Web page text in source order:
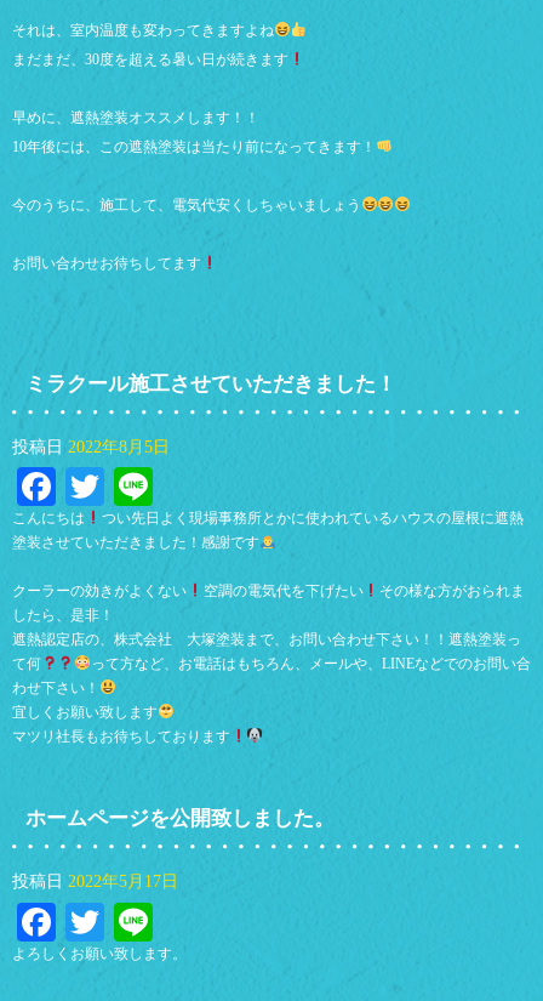
それは、室内温度も変わってきますよね
まだまだ、30度を超える暑い日が続きます
早めに、遮熱塗装オススメします！！
10年後には、この遮熱塗装は当たり前になってきます！
今のうちに、施工して、電気代安くしちゃいましょう
お問い合わせお待ちしてます
ミラクール施工させていただきました！
投稿日 2022年8月5日
Facebook
Twitter
こんにちは
つい先日よく現場事務所とかに使われているハウスの屋根に遮熱
塗装させていただきました！感謝です
クーラーの効きがよくない 空調の電気代を下げたい
その様な方がおられま
したら、是非！
遮熱認定店の、株式会社 大塚塗装まで、お問い合わせ下さい！！遮熱塗装っ
て何
って方など、お電話はもちろん、メールや、LINEなどでのお問い合
わせ下さい！
宜しくお願い致します
マツリ社長もお待ちしております
ホームページを公開致しました。
投稿日 2022年5月17日
Facebook
Twitter
よろしくお願い致します。